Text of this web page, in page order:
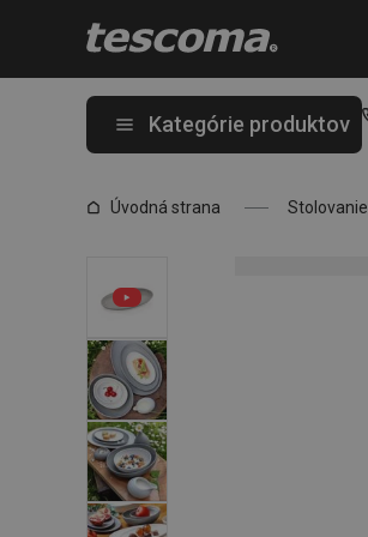
Kategórie produktov
Úvodná strana Stolovanie